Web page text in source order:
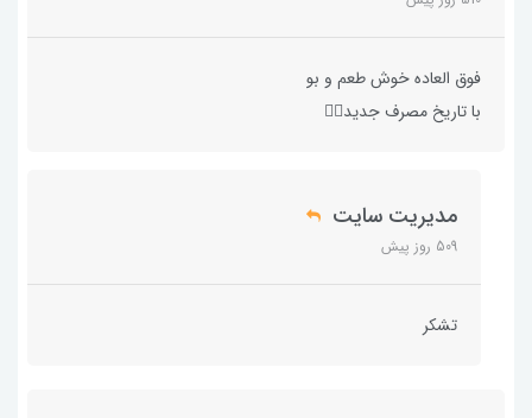
فوق العاده خوش طعم و بو
با تاریخ مصرف جدید👍🏻
مدیریت سایت
509 روز پیش
تشکر